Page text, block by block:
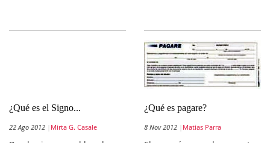
¿Qué es el Signo...
22 Ago 2012 Mirta G. Casale
¿Qué es pagare?
8 Nov 2012 Matias Parra